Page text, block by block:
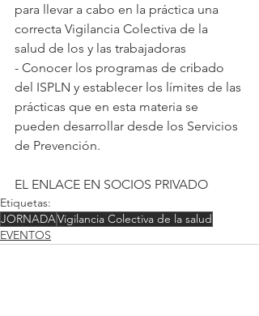
para llevar a cabo en la práctica una
correcta Vigilancia Colectiva de la
salud de los y las trabajadoras
- Conocer los programas de cribado
del ISPLN y establecer los límites de las
prácticas que en esta materia se
pueden desarrollar desde los Servicios
de Prevención.
EL ENLACE EN SOCIOS PRIVADO
Etiquetas:
JORNADAVigilancia Colectiva de la salud
EVENTOS